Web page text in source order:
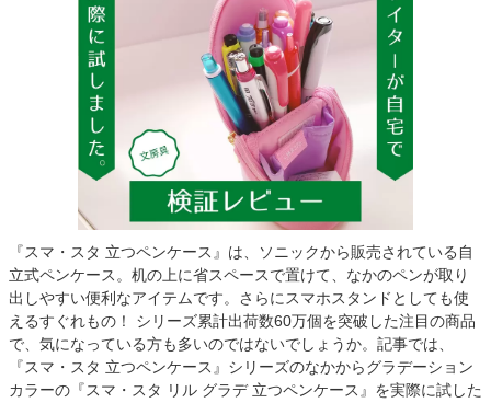
『スマ・スタ 立つペンケース』は、ソニックから販売されている自
立式ペンケース。机の上に省スペースで置けて、なかのペンが取り
出しやすい便利なアイテムです。さらにスマホスタンドとしても使
えるすぐれもの！ シリーズ累計出荷数60万個を突破した注目の商品
で、気になっている方も多いのではないでしょうか。記事では、
『スマ・スタ 立つペンケース』シリーズのなかからグラデーション
カラーの『スマ・スタ リル グラデ 立つペンケース』を実際に試した